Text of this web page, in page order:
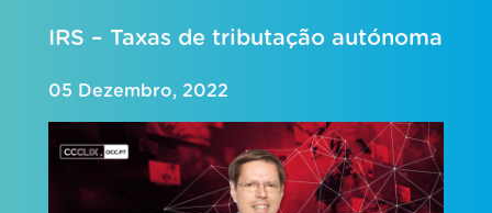
IRS – Taxas de tributação autónoma
05 Dezembro, 2022